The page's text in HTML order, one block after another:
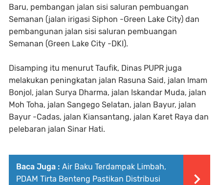
Baru, pembangan jalan sisi saluran pembuangan
Semanan (jalan irigasi Siphon -Green Lake City) dan
pembangunan jalan sisi saluran pembuangan
Semanan (Green Lake City -DKI).
Disamping itu menurut Taufik, Dinas PUPR juga
melakukan peningkatan jalan Rasuna Said, jalan Imam
Bonjol, jalan Surya Dharma, jalan Iskandar Muda, jalan
Moh Toha, jalan Sangego Selatan, jalan Bayur, jalan
Bayur -Cadas, jalan Kiansantang, jalan Karet Raya dan
pelebaran jalan Sinar Hati.
Baca Juga : Air Baku Terdampak Limbah,
PDAM Tirta Benteng Pastikan Distribusi